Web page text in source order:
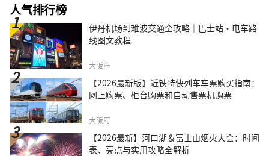
人气排行榜
伊丹机场到难波交通全攻略｜巴士站・电车路
线图文教程
大阪府
【2026最新版】近铁特快列车车票购买指南：
网上购票、柜台购票和自动售票机购票
大阪府
【2026最新】河口湖＆富士山烟火大会：时间
表、亮点与实用攻略全解析